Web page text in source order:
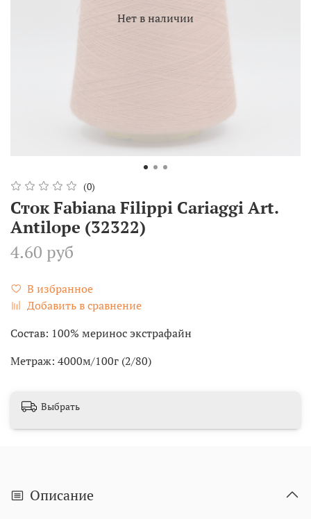
Нет в наличии
(0)
Сток Fabiana Filippi Cariaggi Art.
Antilope (32322)
4.60 руб
В избранное
Добавить в сравнение
Состав: 100% меринос экстрафайн
Метраж: 4000м/100г (2/80)
Выбрать
Описание